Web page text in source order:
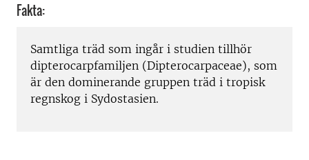
Fakta:
Samtliga träd som ingår i studien tillhör
dipterocarpfamiljen (Dipterocarpaceae), som
är den dominerande gruppen träd i tropisk
regnskog i Sydostasien.